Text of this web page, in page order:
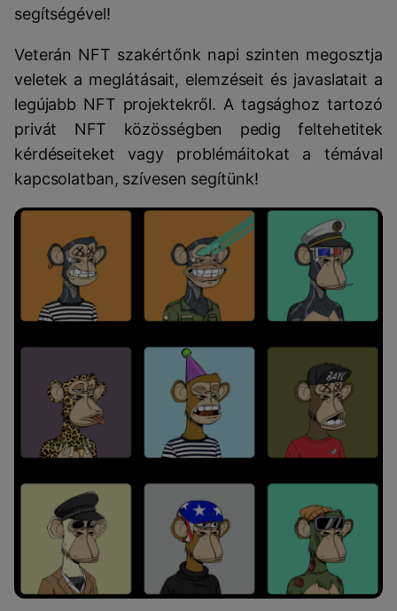
segítségével!
Veterán NFT szakértőnk napi szinten megosztja
veletek a meglátásait, elemzéseit és javaslatait a
legújabb NFT projektekről. A tagsághoz tartozó
privát NFT közösségben pedig feltehetitek
kérdéseiteket vagy problémáitokat a témával
kapcsolatban, szívesen segítünk!